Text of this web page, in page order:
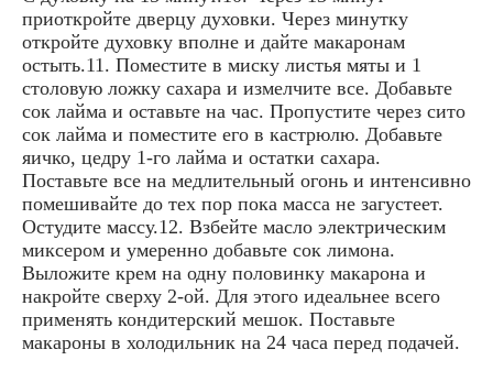
приоткройте дверцу духовки. Через минутку
откройте духовку вполне и дайте макаронам
остыть.11. Поместите в миску листья мяты и 1
столовую ложку сахара и измелчите все. Добавьте
сок лайма и оставьте на час. Пропустите через сито
сок лайма и поместите его в кастрюлю. Добавьте
яичко, цедру 1-го лайма и остатки сахара.
Поставьте все на медлительный огонь и интенсивно
помешивайте до тех пор пока масса не загустеет.
Остудите массу.12. Взбейте масло электрическим
миксером и умеренно добавьте сок лимона.
Выложите крем на одну половинку макарона и
накройте сверху 2-ой. Для этого идеальнее всего
применять кондитерский мешок. Поставьте
макароны в холодильник на 24 часа перед подачей.